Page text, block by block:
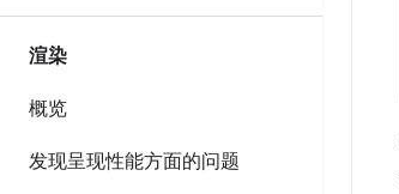
渲染
概览
发现呈现性能方面的问题